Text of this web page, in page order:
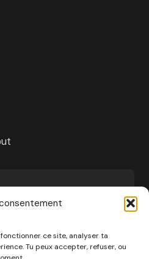
ce site, analyser ta
Tu peux accepter, refuser, ou